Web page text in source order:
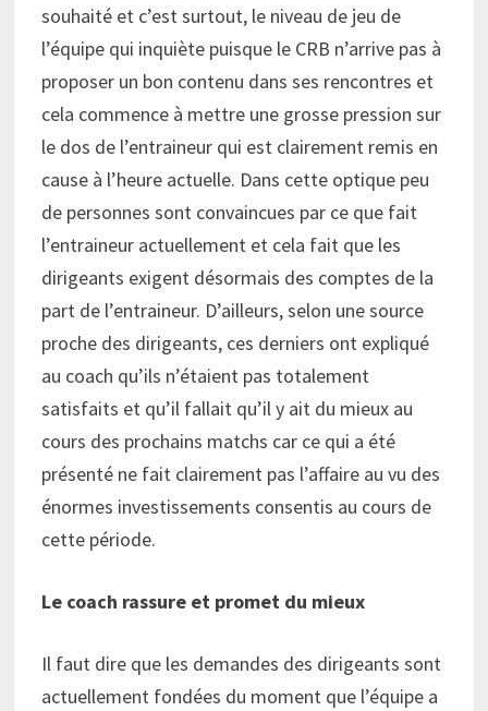
souhaité et c’est surtout, le niveau de jeu de
l’équipe qui inquiète puisque le CRB n’arrive pas à
proposer un bon contenu dans ses rencontres et
cela commence à mettre une grosse pression sur
le dos de l’entraineur qui est clairement remis en
cause à l’heure actuelle. Dans cette optique peu
de personnes sont convaincues par ce que fait
l’entraineur actuellement et cela fait que les
dirigeants exigent désormais des comptes de la
part de l’entraineur. D’ailleurs, selon une source
proche des dirigeants, ces derniers ont expliqué
au coach qu’ils n’étaient pas totalement
satisfaits et qu’il fallait qu’il y ait du mieux au
cours des prochains matchs car ce qui a été
présenté ne fait clairement pas l’affaire au vu des
énormes investissements consentis au cours de
cette période.
Le coach rassure et promet du mieux
Il faut dire que les demandes des dirigeants sont
actuellement fondées du moment que l’équipe a